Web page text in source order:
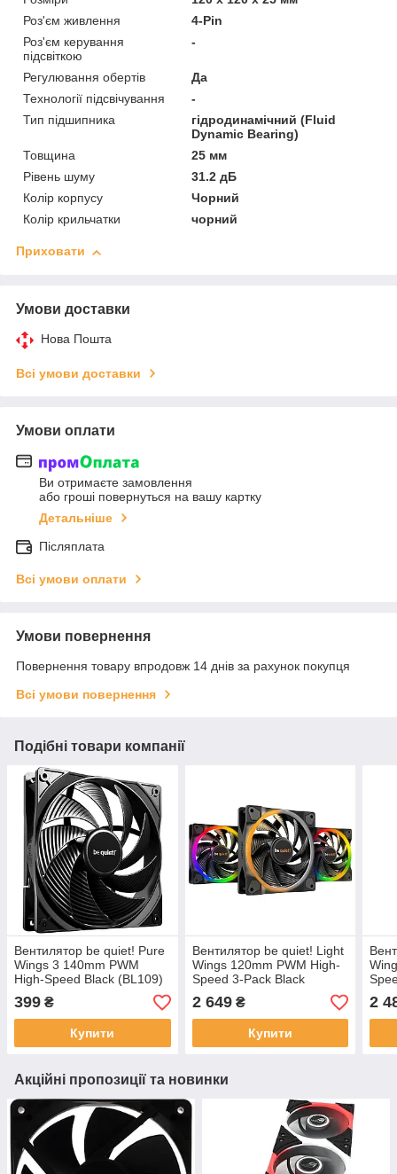
Роз'єм живлення
4-Pin
Роз'єм керування
підсвіткою
-
Регулювання обертів
Да
Технології підсвічування
-
Тип підшипника
гідродинамічний (Fluid
Dynamic Bearing)
Товщина
25 мм
Рівень шуму
31.2 дБ
Колір корпусу
Чорний
Колір крильчатки
чорний
Приховати
Умови доставки
Нова Пошта
Всі умови доставки
Умови оплати
Ви отримаєте замовлення
або гроші повернуться на вашу картку
Детальніше
Післяплата
Всі умови оплати
Умови повернення
Повернення товару впродовж 14 днів за рахунок покупця
Всі умови повернення
Подібні товари компанії
Вентилятор be quiet! Pure
Wings 3 140mm PWM
High-Speed Black (BL109)
399 ₴
Купити
Вентилятор be quiet! Light
Wings 120mm PWM High-
Speed 3-Pack Black
(BL077)
2 649₴
Купити
2
Акційні пропозиції та новинки